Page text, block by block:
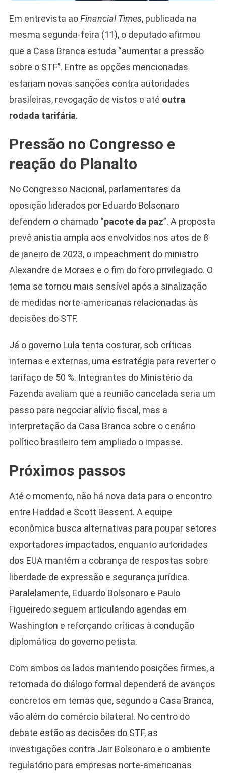
Em entrevista aoFinancial Times, publicada na
mesma segunda-feira (11), o deputado afirmou
que a Casa Branca estuda “aumentar a pressão
sobre o STF”. Entre as opções mencionadas
estariam novas sanções contra autoridades
brasileiras, revogação de vistos e até outra
rodada tarifária.
Pressão no Congresso e
reação do Planalto
No Congresso Nacional, parlamentares da
oposição liderados por Eduardo Bolsonaro
defendem o chamado “pacote da paz”. A proposta
prevê anistia ampla aos envolvidos nos atos de 8
de janeiro de 2023, o impeachment do ministro
Alexandre de Moraes e o fim do foro privilegiado. O
tema se tornou mais sensível após a sinalização
de medidas norte-americanas relacionadas às
decisões do STF.
Já o governo Lula tenta costurar, sob críticas
internas e externas, uma estratégia para reverter o
tarifaço de 50 %. Integrantes do Ministério da
Fazenda avaliam que a reunião cancelada seria um
passo para negociar alívio fiscal, mas a
interpretação da Casa Branca sobre o cenário
político brasileiro tem ampliado o impasse.
Próximos passos
Até o momento, não há nova data para o encontro
entre Haddad e Scott Bessent. A equipe
econômica busca alternativas para poupar setores
exportadores impactados, enquanto autoridades
dos EUA mantêm a cobrança de respostas sobre
liberdade de expressão e segurança jurídica.
Paralelamente, Eduardo Bolsonaro e Paulo
Figueiredo seguem articulando agendas em
Washington e reforçando críticas à condução
diplomática do governo petista.
Com ambos os lados mantendo posições firmes, a
retomada do diálogo formal dependerá de avanços
concretos em temas que, segundo a Casa Branca,
vão além do comércio bilateral. No centro do
debate estão as decisões do STF, as
investigações contra Jair Bolsonaro e o ambiente
regulatório para empresas norte-americanas